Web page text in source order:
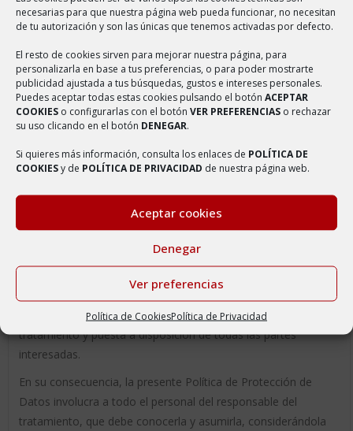
necesarias para que nuestra página web pueda funcionar, no necesitan
de tu autorización y son las únicas que tenemos activadas por defecto.
El resto de cookies sirven para mejorar nuestra página, para
personalizarla en base a tus preferencias, o para poder mostrarte
publicidad ajustada a tus búsquedas, gustos e intereses personales.
Puedes aceptar todas estas cookies pulsando el botón ACEPTAR
COOKIES o configurarlas con el botón VER PREFERENCIAS o rechazar
su uso clicando en el botón DENEGAR.
Si quieres más información, consulta los enlaces de POLÍTICA DE
COOKIESy de POLÍTICA DE PRIVACIDAD de nuestra página web.
Aceptar cookies
Denegar
Ver preferencias
Política de CookiesPolítica de Privacidad
seguridad adecuada de los datos personales, incluida la
protección contra el tratamiento no autorizado o ilícito y
contra su pérdida, destrucción o daño accidental,
mediante la aplicación de medidas técnicas u
organizativas apropiadas.
Información y formación: una de las claves para
formación e información que se facilite al personal
acceso a los datos será convenientemente formado e
informado acerca de sus obligaciones en relación con el
cumplimiento de la normativa de protección de datos.
La Política de Protección de Datos de
es comunicada a todo el personal del responsable del
tratamiento y puesta a disposición de todas las partes
interesadas.
En su consecuencia, la presente Política de Protección de
Datos involucra a todo el personal del responsable del
tratamiento, que debe conocerla y asumirla, considerándola